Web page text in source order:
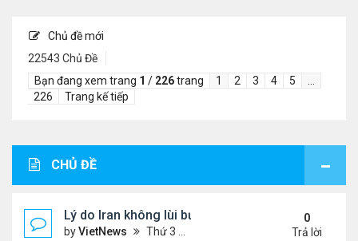
Chủ đề mới
22543 Chủ Đề
Bạn đang xem trang 1 / 226trang 1 2 3 4 5
226
Trang kế tiếp
CHỦ ĐỀ
Lý do Iran không lùi bước trước lời đe dọa của
byVietNews Thứ 3 Tháng 8 04, 2026 4:32 pm
0
Trả lời